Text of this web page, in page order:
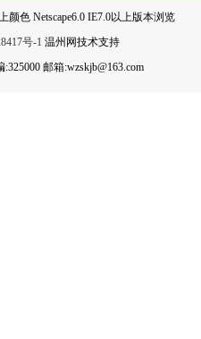
色 Netscape6.0 IE7.0以上版本浏览
号-1 温州网技术支持
邮箱:wzskjb@163.com